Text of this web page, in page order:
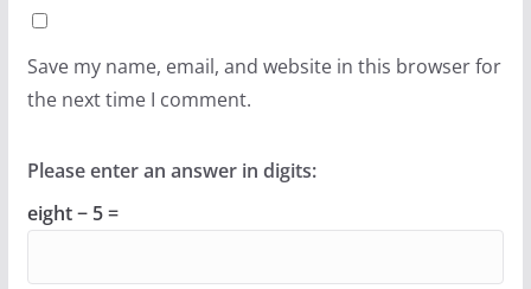
Save my name, email, and website in this browser for
the next time I comment.
Please enter an answer in digits:
eight − 5 =